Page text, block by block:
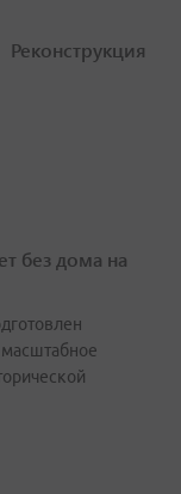
Реконструкция
без дома на